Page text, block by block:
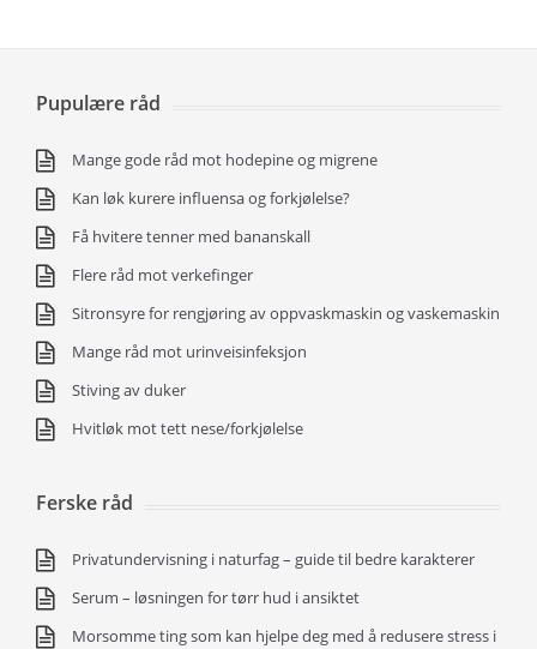
Pupulære råd
Mange gode råd mot hodepine og migrene
Kan løk kurere influensa og forkjølelse?
Få hvitere tenner med bananskall
Flere råd mot verkefinger
Sitronsyre for rengjøring av oppvaskmaskin og vaskemaskin
Mange råd mot urinveisinfeksjon
Stiving av duker
Hvitløk mot tett nese/forkjølelse
Ferske råd
Privatundervisning i naturfag – guide til bedre karakterer
Serum – løsningen for tørr hud i ansiktet
Morsomme ting som kan hjelpe deg med å redusere stress i